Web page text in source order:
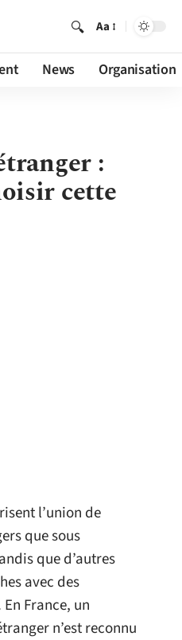
Aa
News Organisation
:
cette
l’union de
que sous
que d’autres
avec des
France, un
n’est reconnu